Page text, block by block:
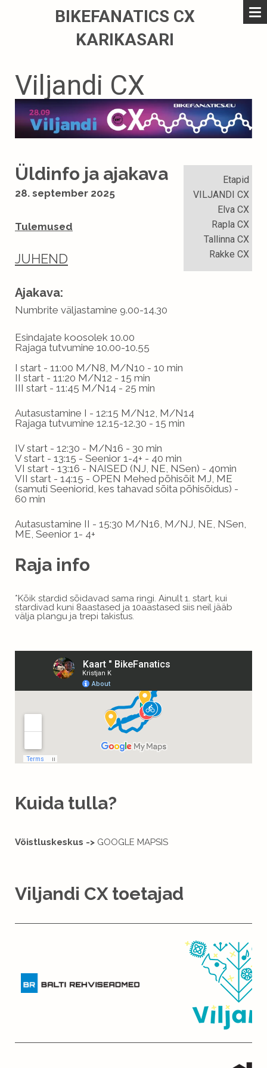
BIKEFANATICS CX
KARIKASARI
Viljandi CX
Etapid
VILJANDI CX
Elva CX
Rapla CX
Tallinna CX
Rakke CX
Üldinfo ja ajakava
28. september 2025
Tulemused
JUHEND
Ajakava:
Numbrite väljastamine 9.00-14.30
Esindajate koosolek 10.00
Rajaga tutvumine 10.00-10.55
I start - 11:00 M/N8, M/N10 - 10 min
II start - 11:20 M/N12 - 15 min
III start - 11:45 M/N14 - 25 min
Autasustamine I - 12:15 M/N12, M/N14
Rajaga tutvumine 12.15-12.30 - 15 min
IV start - 12:30 - M/N16 - 30 min
V start - 13:15 - Seenior 1-4+ - 40 min
VI start - 13:16 - NAISED (NJ, NE, NSen) - 40min
VII start - 14:15 - OPEN Mehed põhisõit MJ, ME
(samuti Seeniorid, kes tahavad sõita põhisõidus) -
60 min
Autasustamine II - 15:30 M/N16, M/NJ, NE, NSen,
ME, Seenior 1- 4+
Raja info
*Kõik stardid sõidavad sama ringi. Ainult 1. start, kui
stardivad kuni 8aastased ja 10aastased siis neil jääb
välja plangu ja trepi takistus.
Kuida tulla?
Võistluskeskus -> GOOGLE MAPSIS
Viljandi CX toetajad